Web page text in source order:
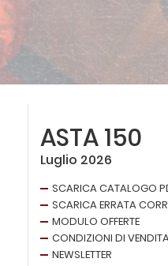
ASTA 150
Luglio 2026
SCARICA CATALOGO
SCARICA ERRATA
MODULO OFFERTE
CONDIZIONI DI
NEWSLETTER